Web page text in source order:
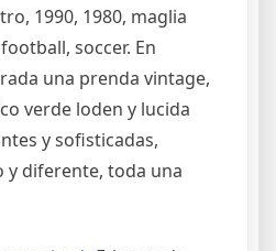
1990, 1980, maglia
soccer. En
una prenda vintage,
verde loden y lucida
y sofisticadas,
y diferente, toda una